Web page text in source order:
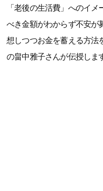
「老後の生活費」へのイ
べき金額がわからず不安が
想しつつお金を蓄える方法
の畠中雅子さんが伝授しま